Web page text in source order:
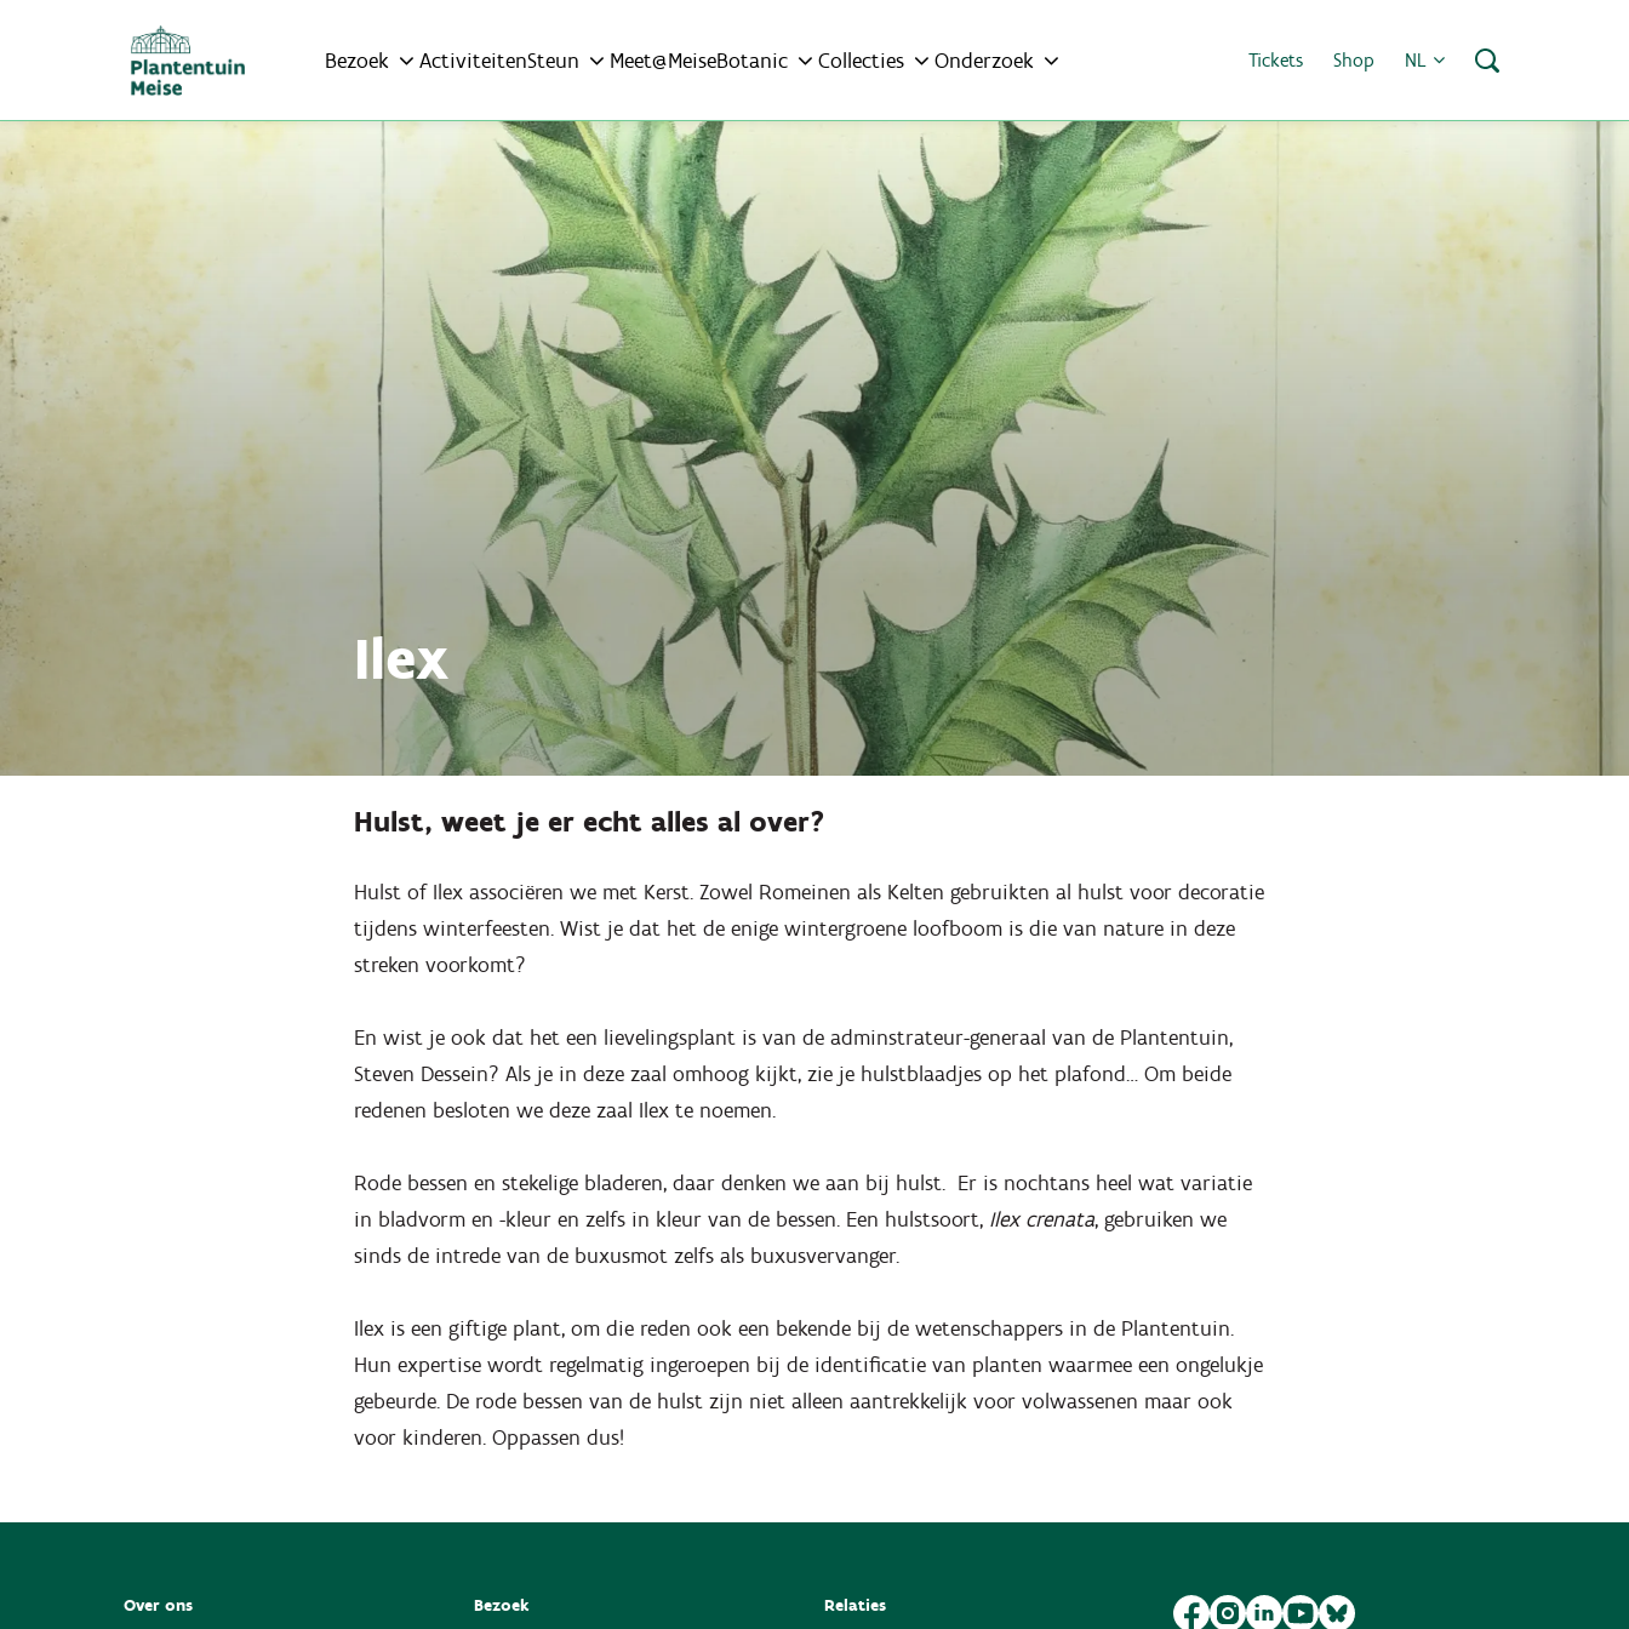
Bezoek ActiviteitenSteun Meet@MeiseBotanic Collecties Onderzoek Tickets Shop NL
Ilex
Hulst, weet je er echt alles al over?
Hulst of Ilex associëren we met Kerst. Zowel Romeinen als Kelten gebruikten al hulst voor decoratie
tijdens winterfeesten. Wist je dat het de enige wintergroene loofboom is die van nature in deze
streken voorkomt?
En wist je ook dat het een lievelingsplant is van de adminstrateur-generaal van de Plantentuin,
Steven Dessein? Als je in deze zaal omhoog kijkt, zie je hulstblaadjes op het plafond… Om beide
redenen besloten we deze zaal Ilex te noemen.
Rode bessen en stekelige bladeren, daar denken we aan bij hulst. Er is nochtans heel wat variatie
in bladvorm en -kleur en zelfs in kleur van de bessen. Een hulstsoort, Ilex crenata, gebruiken we
sinds de intrede van de buxusmot zelfs als buxusvervanger.
Ilex is een giftige plant, om die reden ook een bekende bij de wetenschappers in de Plantentuin.
Hun expertise wordt regelmatig ingeroepen bij de identificatie van planten waarmee een ongelukje
gebeurde. De rode bessen van de hulst zijn niet alleen aantrekkelijk voor volwassenen maar ook
voor kinderen. Oppassen dus!
Over ons Bezoek Relaties